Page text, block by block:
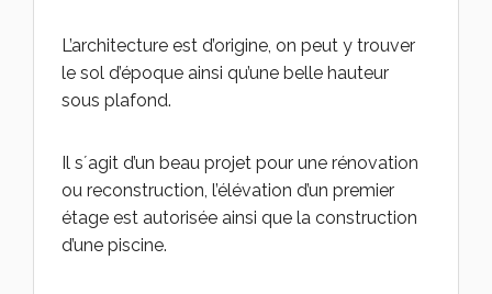
L’architecture est d’origine, on peut y trouver
le sol d’époque ainsi qu’une belle hauteur
sous plafond.
Il s´agit d’un beau projet pour une rénovation
ou reconstruction, l’élévation d’un premier
étage est autorisée ainsi que la construction
d’une piscine.